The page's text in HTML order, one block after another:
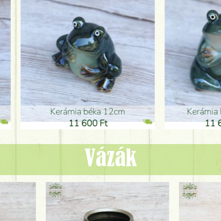
béka 12cm
600 Ft
Kerámia béka 12cm
11 600 Ft
Vázák